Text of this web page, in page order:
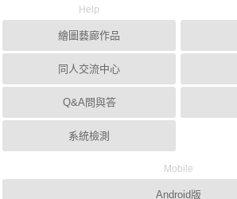
Help
繪圖藝廊作品
同人交流中心
Q&A問與答
系統檢測
Mobile
Android版